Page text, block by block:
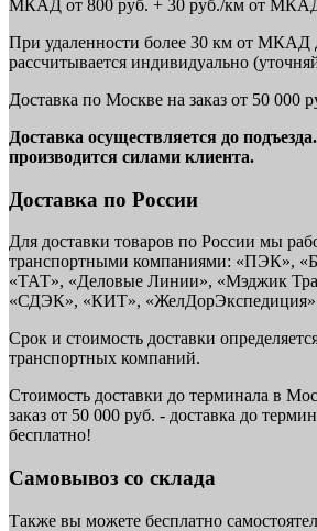
МКАД от 800 руб. + 30 руб./км от
При удаленности более 30 км от МКАД
рассчитывается индивидуально
Доставка по Москве на заказ от 50 000
Доставка осуществляется до
производится силами клиента.
Доставка по России
Для доставки товаров по России мы
транспортными компаниями: «ПЭК»,
«ТАТ», «Деловые Линии», «Мэджик
«СДЭК», «КИТ»,
Срок и стоимость доставки
транспортных компаний.
Стоимость доставки до терминала в
заказ от 50 000 руб. - доставка до
бесплатно!
Самовывоз со склада
Также вы можете бесплатно